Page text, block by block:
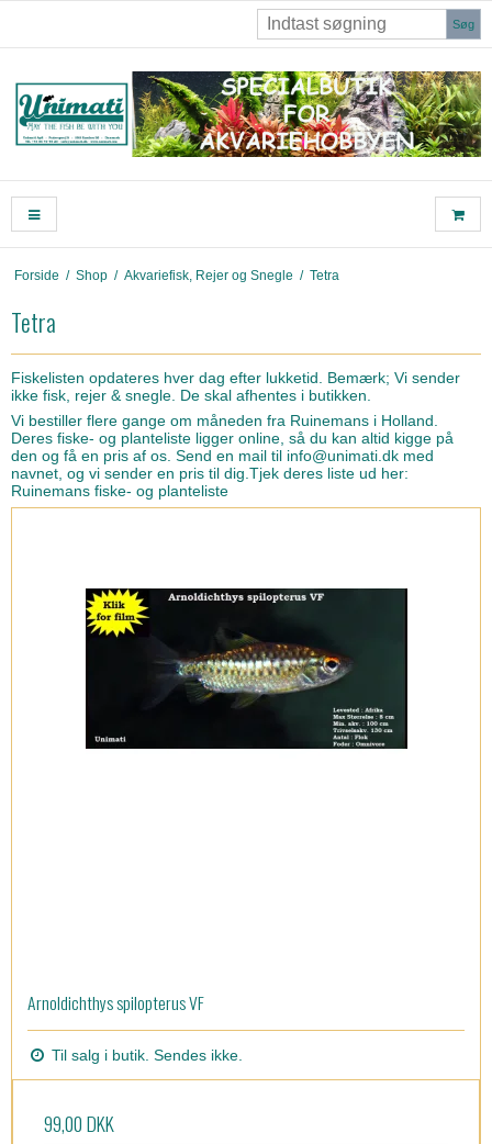
Søg
Forside / Shop / Akvariefisk, Rejer og Snegle / Tetra
Tetra
Fiskelisten opdateres hver dag efter lukketid. Bemærk; Vi sender
ikke fisk, rejer & snegle. De skal afhentes i butikken.
Vi bestiller flere gange om måneden fra Ruinemans i Holland.
Deres fiske- og planteliste ligger online, så du kan altid kigge på
den og få en pris af os. Send en mail til info@unimati.dk med
navnet, og vi sender en pris til dig.Tjek deres liste ud her:
Ruinemans fiske- og planteliste
Arnoldichthys spilopterus VF
Til salg i butik. Sendes ikke.
99,00 DKK